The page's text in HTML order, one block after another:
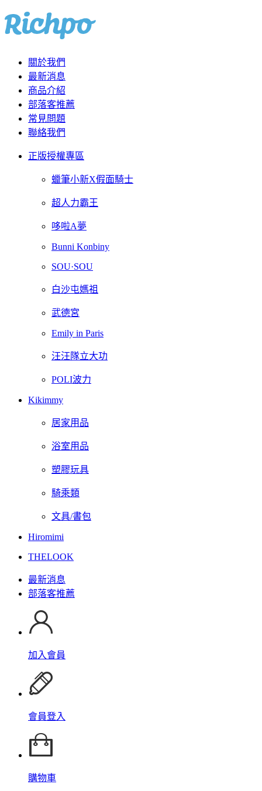
關於我們
最新消息
商品介紹
部落客推薦
常見問題
聯絡我們
正版授權專區
蠟筆小新X假面騎士
超人力霸王
哆啦A夢
Bunni Konbiny
SOU·SOU
白沙屯媽祖
武德宮
Emily in Paris
汪汪隊立大功
POLI波力
Kikimmy
居家用品
浴室用品
塑膠玩具
騎乘類
文具/書包
Hiromimi
THELOOK
最新消息
部落客推薦
加入會員
會員登入
購物車